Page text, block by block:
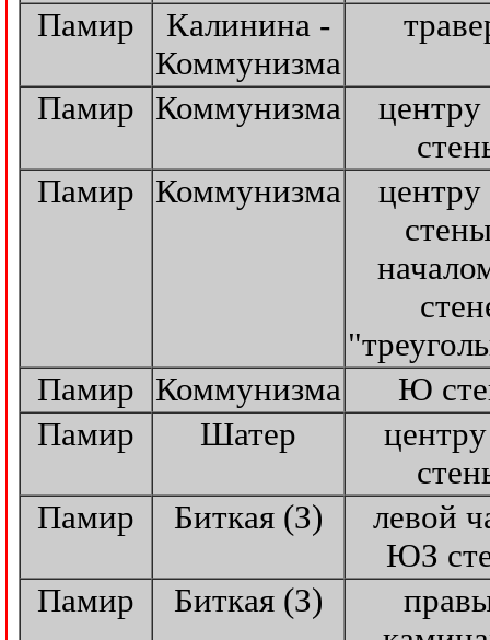
Памир
Калинина -
Коммунизма
Памир Коммунизма
Памир
Коммунизма
Памир
Коммунизма
Ю
Памир
Шатер
Памир
Биткая (З)
левой
ЮЗ
Памир
Биткая (З)